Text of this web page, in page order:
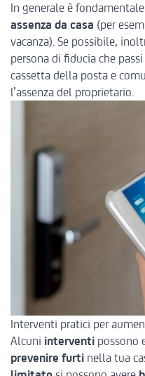
In generale è fondamentale
assenza da casa (per
vacanza). Se possibile,
persona di fiducia che
cassetta della posta e
l’assenza del proprietario.
Interventi pratici per
Alcuni interventi possono
prevenire furti nella tua